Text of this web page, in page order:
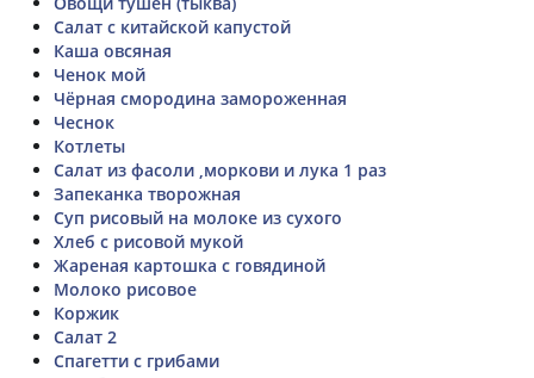
Салат с китайской капустой
Каша овсяная
Ченок мой
Чёрная смородина замороженная
Чеснок
Котлеты
Салат из фасоли ,моркови и лука 1 раз
Запеканка творожная
Суп рисовый на молоке из сухого
Хлеб с рисовой мукой
Жареная картошка с говядиной
Молоко рисовое
Коржик
Салат 2
Спагетти с грибами